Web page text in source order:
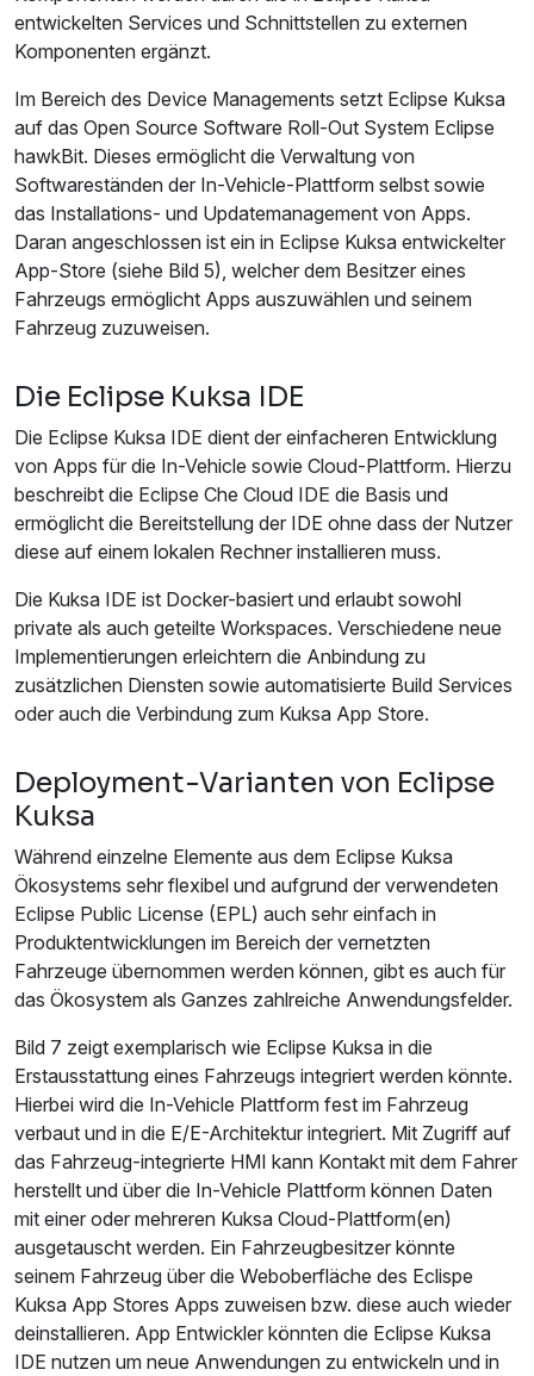
entwickelten Services und Schnittstellen zu externen
Komponenten ergänzt.
Im Bereich des Device Managements setzt Eclipse Kuksa
auf das Open Source Software Roll-Out System Eclipse
hawkBit. Dieses ermöglicht die Verwaltung von
Softwareständen der In-Vehicle-Plattform selbst sowie
das Installations- und Updatemanagement von Apps.
Daran angeschlossen ist ein in Eclipse Kuksa entwickelter
App-Store (siehe Bild 5), welcher dem Besitzer eines
Fahrzeugs ermöglicht Apps auszuwählen und seinem
Fahrzeug zuzuweisen.
Die Eclipse Kuksa IDE
Die Eclipse Kuksa IDE dient der einfacheren Entwicklung
von Apps für die In-Vehicle sowie Cloud-Plattform. Hierzu
beschreibt die Eclipse Che Cloud IDE die Basis und
ermöglicht die Bereitstellung der IDE ohne dass der Nutzer
diese auf einem lokalen Rechner installieren muss.
Die Kuksa IDE ist Docker-basiert und erlaubt sowohl
private als auch geteilte Workspaces. Verschiedene neue
Implementierungen erleichtern die Anbindung zu
zusätzlichen Diensten sowie automatisierte Build Services
oder auch die Verbindung zum Kuksa App Store.
Deployment-Varianten von Eclipse
Kuksa
Während einzelne Elemente aus dem Eclipse Kuksa
Ökosystems sehr flexibel und aufgrund der verwendeten
Eclipse Public License (EPL) auch sehr einfach in
Produktentwicklungen im Bereich der vernetzten
Fahrzeuge übernommen werden können, gibt es auch für
das Ökosystem als Ganzes zahlreiche Anwendungsfelder.
Bild 7 zeigt exemplarisch wie Eclipse Kuksa in die
Erstausstattung eines Fahrzeugs integriert werden könnte.
Hierbei wird die In-Vehicle Plattform fest im Fahrzeug
verbaut und in die E/E-Architektur integriert. Mit Zugriff auf
das Fahrzeug-integrierte HMI kann Kontakt mit dem Fahrer
herstellt und über die In-Vehicle Plattform können Daten
mit einer oder mehreren Kuksa Cloud-Plattform(en)
ausgetauscht werden. Ein Fahrzeugbesitzer könnte
seinem Fahrzeug über die Weboberfläche des Eclispe
Kuksa App Stores Apps zuweisen bzw. diese auch wieder
deinstallieren. App Entwickler könnten die Eclipse Kuksa
IDE nutzen um neue Anwendungen zu entwickeln und in